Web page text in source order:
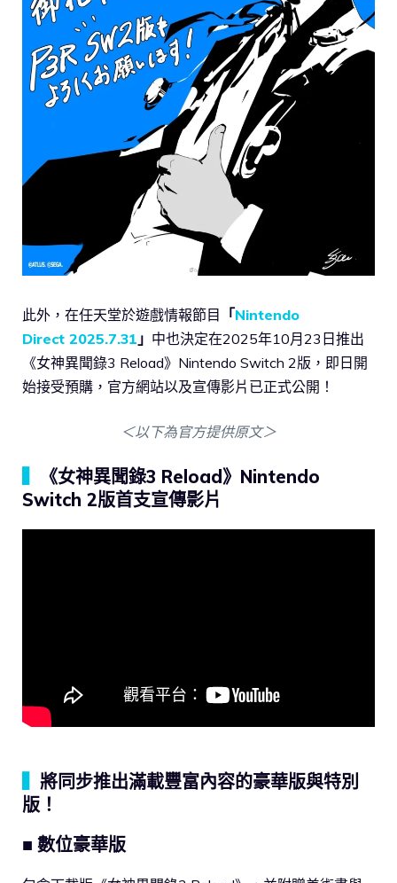
此外，在任天堂於遊戲情報節目 「Nintendo
Direct 2025.7.31 」 中也決定在2025年10月23日推出
《女神異聞錄3 Reload》Nintendo Switch 2版，即日開
始接受預購，官方網站以及宣傳影片已正式公開！
＜以下為官方提供原文＞
《女神異聞錄3 Reload》Nintendo
Switch 2版首支宣傳影片
將同步推出滿載豐富內容的豪華版與特別
版！
■ 數位豪華版